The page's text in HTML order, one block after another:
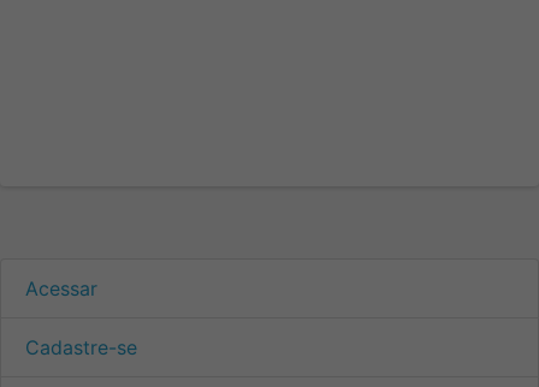
Acessar
Cadastre-se